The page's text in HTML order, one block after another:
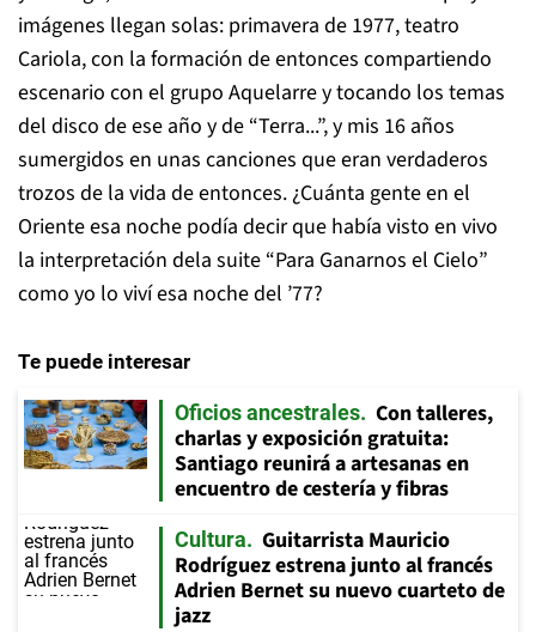
imágenes llegan solas: primavera de 1977, teatro
Cariola, con la formación de entonces compartiendo
escenario con el grupo Aquelarre y tocando los temas
del disco de ese año y de “Terra...”, y mis 16 años
sumergidos en unas canciones que eran verdaderos
trozos de la vida de entonces. ¿Cuánta gente en el
Oriente esa noche podía decir que había visto en vivo
la interpretación dela suite “Para Ganarnos el Cielo”
como yo lo viví esa noche del ’77?
Te puede interesar
Oficios ancestrales
Con talleres,
charlas y exposición gratuita:
Santiago reunirá a artesanas en
encuentro de cestería y fibras
Cultura
Guitarrista Mauricio
Rodríguez estrena junto al francés
Adrien Bernet su nuevo cuarteto de
jazz